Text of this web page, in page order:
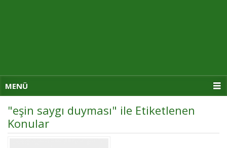
MENÜ
"eşin saygı duyması" ile Etiketlenen
Konular